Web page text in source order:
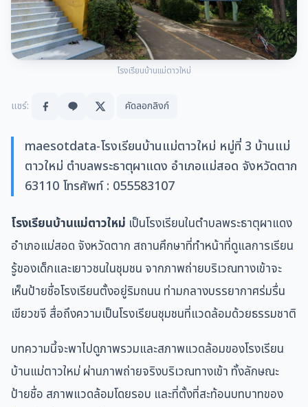
โรงเรียนบ้านแม่ตาวใหม่
แชร์: คัดลอกลิงก์
maesotdata-โรงเรียนบ้านแม่ตาวใหม่ หมู่ที่ 3 บ้านแม่
ตาวใหม่ ตำบลพระธาตุผาแดง อำเภอแม่สอด จังหวัดตาก
63110 โทรศัพท์ : 055583107
โรงเรียนบ้านแม่ตาวใหม่ เป็นโรงเรียนในตำบลพระธาตุผาแดง
อำเภอแม่สอด จังหวัดตาก สถานศึกษาที่ทำหน้าที่ดูแลการเรียน
รู้ของเด็กและเยาวชนในชุมชน จากภาพถ่ายบริเวณทางเข้าจะ
เห็นป้ายชื่อโรงเรียนตั้งอยู่ริมถนน ท่ามกลางบรรยากาศร่มรื่น
เขียวขจี สื่อถึงความเป็นโรงเรียนชุมชนที่แวดล้อมด้วยธรรมชาติ
บทความนี้จะพาไปดูภาพรวมและสภาพแวดล้อมของโรงเรียน
บ้านแม่ตาวใหม่ ผ่านภาพถ่ายจริงบริเวณทางเข้า ทั้งลักษณะ
ป้ายชื่อ สภาพแวดล้อมโดยรอบ และที่ตั้งที่สะท้อนบทบาทของ